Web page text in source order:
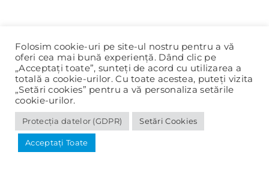
© 2020-2025 Primăria Panciu |Protecția datelor (GDPR)
Folosim cookie-uri pe site-ul nostru pentru a vă
oferi cea mai bună experiență. Dând clic pe
„Acceptați toate”, sunteți de acord cu utilizarea a
totală a cookie-urilor. Cu toate acestea, puteți vizita
„Setări cookies” pentru a vă personaliza setările
cookie-urilor.
Protecția datelor (GDPR) Setări Cookies
Acceptați Toate